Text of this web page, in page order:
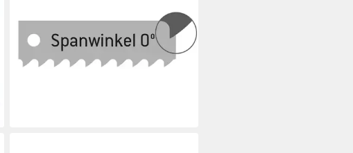
Sägeblatt Maschinensägeblatt 300
mm x 20 x 1.25 x 8.5 14
lieferbar - in 3-4 Werktagen bei dir